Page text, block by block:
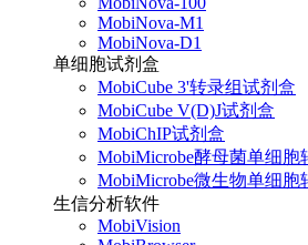
MobiNova-M1
MobiNova-D1
单细胞试剂盒
MobiCube 3'转录组试剂盒
MobiCube V(D)J试剂盒
MobiChIP试剂盒
MobiMicrobe酵母菌单细胞
MobiMicrobe微生物单细胞
生信分析软件
MobiVision